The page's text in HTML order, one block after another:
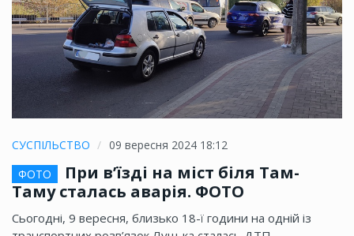
СУСПІЛЬСТВО
09 вересня 2024 18:12
ФОТО
При в’їзді на міст біля Там-
Таму сталась аварія. ФОТО
Сьогодні, 9 вересня, близько 18-ї години на одній із